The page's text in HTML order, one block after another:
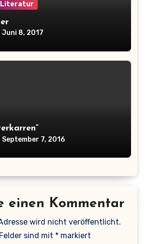
Literatur
Juni 8, 2017
September 7, 2016
einen Kommentar
wird nicht veröffentlicht.
sind mit * markiert